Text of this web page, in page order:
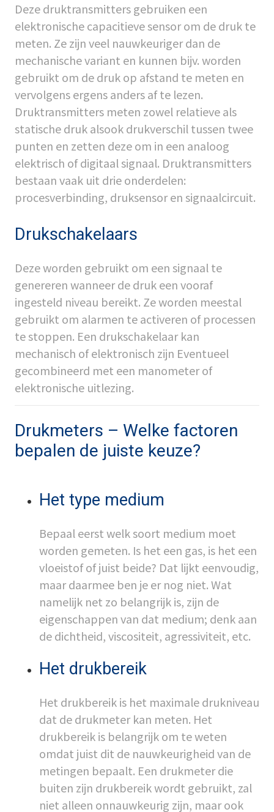
Deze druktransmitters gebruiken een
elektronische capacitieve sensor om de druk te
meten. Ze zijn veel nauwkeuriger dan de
mechanische variant en kunnen bijv. worden
gebruikt om de druk op afstand te meten en
vervolgens ergens anders af te lezen.
Druktransmitters meten zowel relatieve als
statische druk alsook drukverschil tussen twee
punten en zetten deze om in een analoog
elektrisch of digitaal signaal. Druktransmitters
bestaan vaak uit drie onderdelen:
procesverbinding, druksensor en signaalcircuit.
Drukschakelaars
Deze worden gebruikt om een signaal te
genereren wanneer de druk een vooraf
ingesteld niveau bereikt. Ze worden meestal
gebruikt om alarmen te activeren of processen
te stoppen. Een drukschakelaar kan
mechanisch of elektronisch zijn Eventueel
gecombineerd met een manometer of
elektronische uitlezing.
Drukmeters – Welke factoren
bepalen de juiste keuze?
Het type medium
Bepaal eerst welk soort medium moet
worden gemeten. Is het een gas, is het een
vloeistof of juist beide? Dat lijkt eenvoudig,
maar daarmee ben je er nog niet. Wat
namelijk net zo belangrijk is, zijn de
eigenschappen van dat medium; denk aan
de dichtheid, viscositeit, agressiviteit, etc.
Het drukbereik
Het drukbereik is het maximale drukniveau
dat de drukmeter kan meten. Het
drukbereik is belangrijk om te weten
omdat juist dit de nauwkeurigheid van de
metingen bepaalt. Een drukmeter die
buiten zijn drukbereik wordt gebruikt, zal
niet alleen onnauwkeurig zijn, maar ook